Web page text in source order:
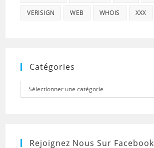
VERISIGN WEB WHOIS XXX
Catégories
Catégories
Sélectionner une catégorie
Rejoignez Nous Sur Facebook